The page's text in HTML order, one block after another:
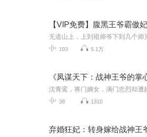
103 5.1万
《凤谋天下：战神王爷的掌
38 1310
弃婚狂妃：转身嫁给战神王